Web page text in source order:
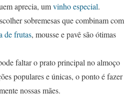
aprecia, umvinho especial.
sobremesas que combinam com
de frutas, mousse e pavê são ótimas
faltar o prato principal no almoço
populares e únicas, o ponto é fazer
nossas mães.